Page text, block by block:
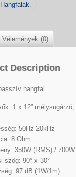
Hangfalak.
Vélemények (0)
Description
hangfal
1 x 12” mélysugárzó;
50Hz-20kHz
8 Ohm
350W (RMS) /
szög: 90° x 30°
97 dB (1W/1m)